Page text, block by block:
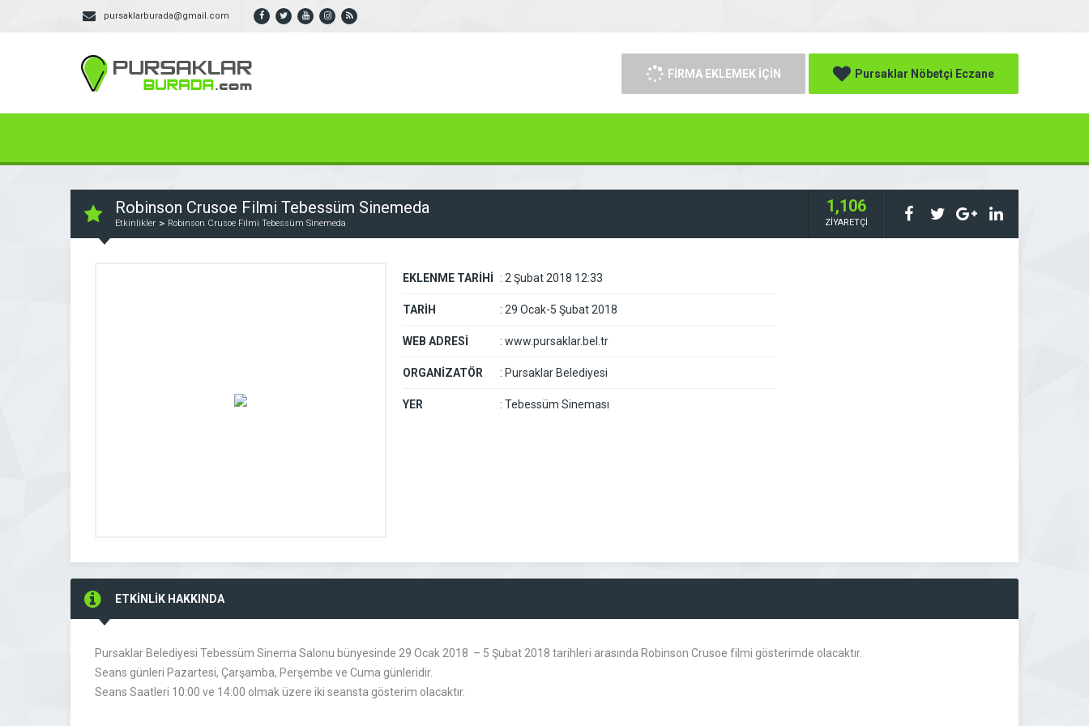
pursaklarburada@gmail.com
FİRMA EKLEMEK İÇİN Pursaklar Nöbetçi Eczane
Robinson Crusoe Filmi Tebessüm Sinemeda
Etkinlikler Robinson Crusoe Filmi Tebessüm Sinemeda
1,106
ZİYARETÇİ
EKLENME TARİHİ : 2 Şubat 2018 12:33
TARİH : 29 Ocak-5 Şubat 2018
WEB ADRESİ : www.pursaklar.bel.tr
ORGANİZATÖR : Pursaklar Belediyesi
YER : Tebessüm Sineması
ETKİNLİK HAKKINDA
Pursaklar Belediyesi Tebessüm Sinema Salonu bünyesinde 29 Ocak 2018 – 5 Şubat 2018 tarihleri arasında Robinson Crusoe filmi gösterimde olacaktır.
Seans günleri Pazartesi, Çarşamba, Perşembe ve Cuma günleridir.
Seans Saatleri 10:00 ve 14:00 olmak üzere iki seansta gösterim olacaktır.